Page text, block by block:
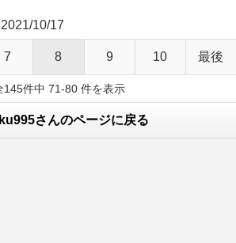
2021/10/17
7 8 9 10 最後
145件中 71-80 件を表示
さんのページに戻る